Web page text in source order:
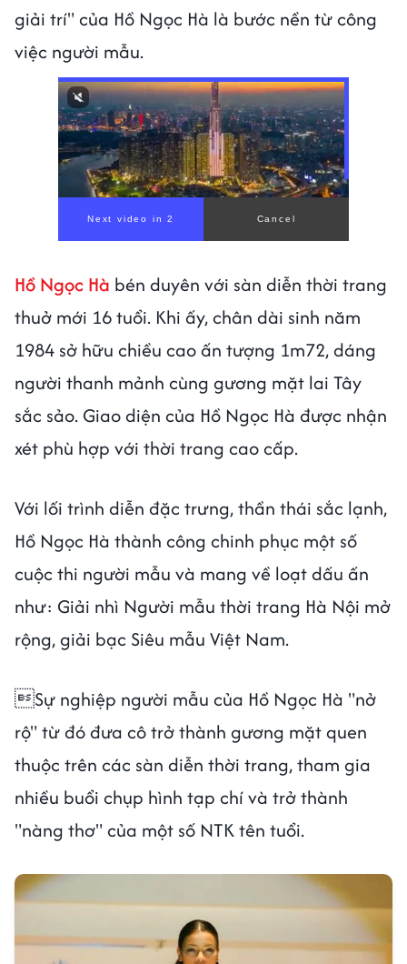
giải trí" của Hồ Ngọc Hà là bước nền từ công
việc người mẫu.
00:00/ 01:05
Hồ Ngọc Hà bén duyên với sàn diễn thời trang
thuở mới 16 tuổi. Khi ấy, chân dài sinh năm
1984 sở hữu chiều cao ấn tượng 1m72, dáng
người thanh mảnh cùng gương mặt lai Tây
sắc sảo. Giao diện của Hồ Ngọc Hà được nhận
xét phù hợp với thời trang cao cấp.
Với lối trình diễn đặc trưng, thần thái sắc lạnh,
Hồ Ngọc Hà thành công chinh phục một số
cuộc thi người mẫu và mang về loạt dấu ấn
như: Giải nhì Người mẫu thời trang Hà Nội mở
rộng, giải bạc Siêu mẫu Việt Nam.
Sự nghiệp người mẫu của Hồ Ngọc Hà "nở
rộ" từ đó đưa cô trở thành gương mặt quen
thuộc trên các sàn diễn thời trang, tham gia
nhiều buổi chụp hình tạp chí và trở thành
"nàng thơ" của một số NTK tên tuổi.